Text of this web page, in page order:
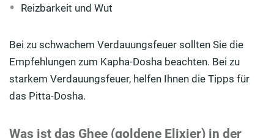
Reizbarkeit und Wut
Bei zu schwachem Verdauungsfeuer sollten Sie die
Empfehlungen zum Kapha-Dosha beachten. Bei zu
starkem Verdauungsfeuer, he lfen Ihnen die Tipps für
das Pitta-Dosha.
Was ist das Ghee (goldene Elixier) in der